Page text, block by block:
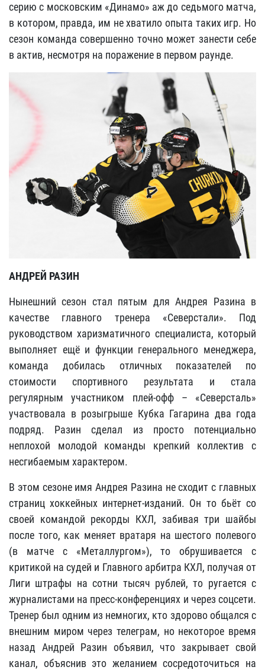
серию с московским «Динамо» аж до седьмого матча,
в котором, правда, им не хватило опыта таких игр. Но
сезон команда совершенно точно может занести себе
в актив, несмотря на поражение в первом раунде.
АНДРЕЙ РАЗИН
Нынешний сезон стал пятым для Андрея Разина в
качестве главного тренера «Северстали». Под
руководством харизматичного специалиста, который
выполняет ещё и функции генерального менеджера,
команда добилась отличных показателей по
стоимости спортивного результата и стала
регулярным участником плей-офф – «Северсталь»
участвовала в розыгрыше Кубка Гагарина два года
подряд. Разин сделал из просто потенциально
неплохой молодой команды крепкий коллектив с
несгибаемым характером.
В этом сезоне имя Андрея Разина не сходит с главных
страниц хоккейных интернет-изданий. Он то бьёт со
своей командой рекорды КХЛ, забивая три шайбы
после того, как меняет вратаря на шестого полевого
(в матче с «Металлургом»), то обрушивается с
критикой на судей и Главного арбитра КХЛ, получая от
Лиги штрафы на сотни тысяч рублей, то ругается с
журналистами на пресс-конференциях и через соцсети.
Тренер был одним из немногих, кто здорово общался с
внешним миром через телеграм, но некоторое время
назад Андрей Разин объявил, что закрывает свой
канал, объяснив это желанием сосредоточиться на